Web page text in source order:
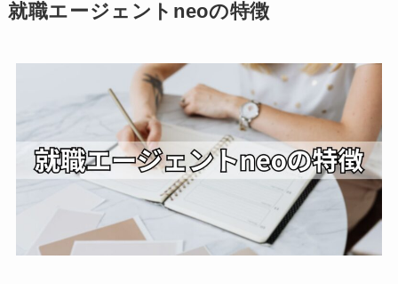
就職エージェントneoの特徴